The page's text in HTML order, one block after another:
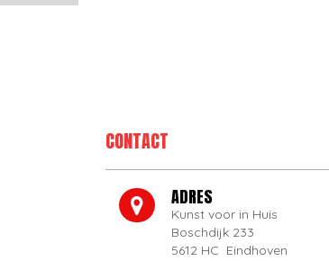
CONTACT
ADRES
Kunst voor in Huis
Boschdijk 233
5612 HC Eindhoven